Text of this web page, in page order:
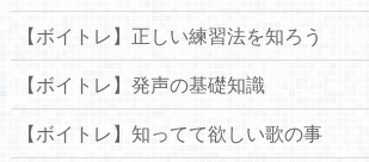
【ボイトレ】正しい練習法を知ろう
【ボイトレ】発声の基礎知識
【ボイトレ】知ってて欲しい歌の事